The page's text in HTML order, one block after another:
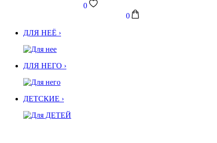
0
0
ДЛЯ НЕЁ ›
ДЛЯ НЕГО ›
ДЕТСКИЕ ›